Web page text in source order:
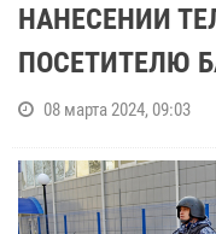
НАНЕСЕНИИ
ПОСЕТИТЕЛЮ
08 марта 2024, 09:03